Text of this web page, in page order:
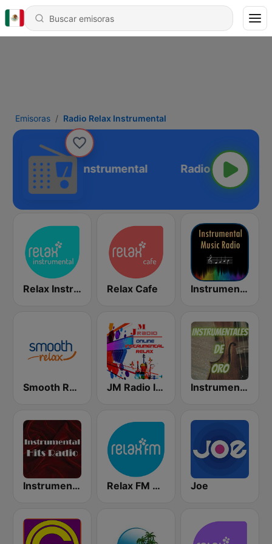
Emisoras Radio Relax Instrumental
Radio Relax Instrumental
Relax Instrumental Relax Cafe Instrumental Radio
Smooth Relax JM Radio Instrumental Relax Instrumentales de Oro Radio
Instrumental Hits Radio Relax FM Estonia Joe